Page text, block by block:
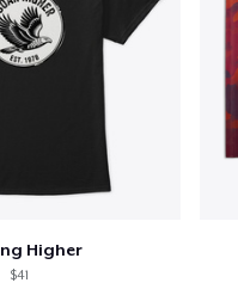
Higher
$41
à la